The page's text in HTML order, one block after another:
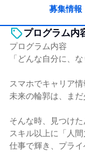
募集情報
プログラム内
プログラム内容
「どんな自分に、
スマホでキャリア情
未来の輪郭は、まだ
そんな時、見つけた
スキル以上に「人間
仕事で輝き、プライ